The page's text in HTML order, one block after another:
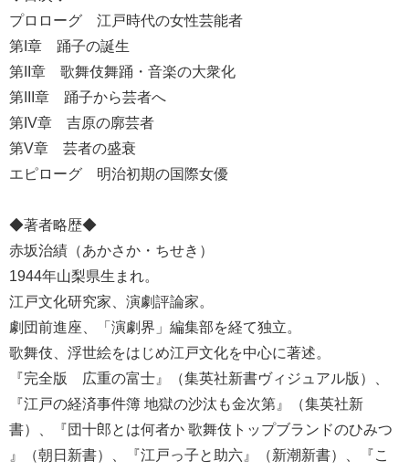
プロローグ 江戸時代の女性芸能者
第I章 踊子の誕生
第II章 歌舞伎舞踊・音楽の大衆化
第III章 踊子から芸者へ
第IV章 吉原の廓芸者
第V章 芸者の盛衰
エピローグ 明治初期の国際女優
◆著者略歴◆
赤坂治績（あかさか・ちせき）
1944年山梨県生まれ。
江戸文化研究家、演劇評論家。
劇団前進座、「演劇界」編集部を経て独立。
歌舞伎、浮世絵をはじめ江戸文化を中心に著述。
『完全版 広重の富士』（集英社新書ヴィジュアル版）、
『江戸の経済事件簿 地獄の沙汰も金次第』（集英社新
書）、『団十郎とは何者か 歌舞伎トップブランドのひみつ
』（朝日新書）、『江戸っ子と助六』（新潮新書）、『こ